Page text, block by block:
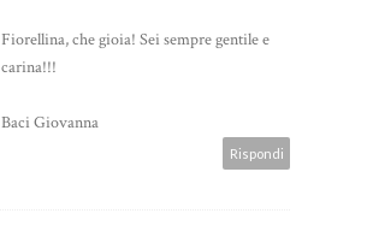
Fiorellina, che gioia! Sei sempre gentile e
carina!!!
Baci Giovanna
Rispondi